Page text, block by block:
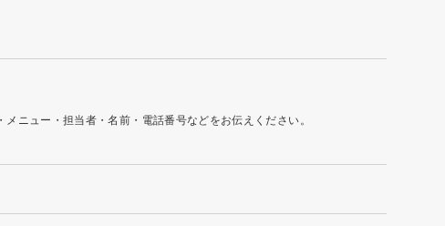
ニュー・担当者・名前・電話番号などをお伝えください。